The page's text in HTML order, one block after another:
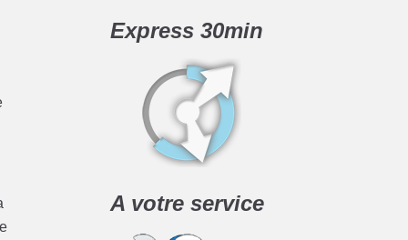
Express 30min
A votre service